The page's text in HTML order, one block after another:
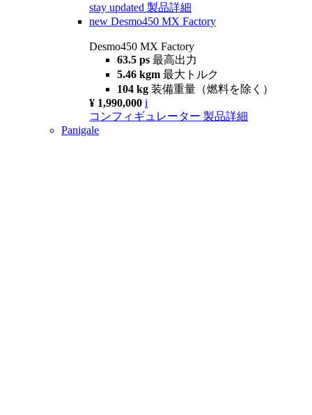
stay updated 製品詳細
new Desmo450 MX Factory
Desmo450 MX Factory
63.5 ps 最高出力
5.46 kgm 最大トルク
104 kg 装備重量（燃料を除く）
¥ 1,990,000 i
コンフィギュレーター 製品詳細
Panigale